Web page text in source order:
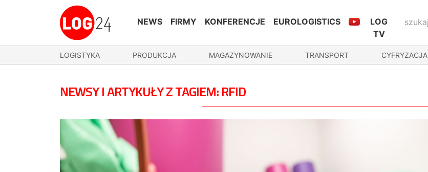
NEWS FIRMY KONFERENCJE EUROLOGISTICS
LOG
TV
LOGISTYKA PRODUKCJA MAGAZYNOWANIE TRANSPORT CYFRYZACJA
NEWSY I ARTYKUŁY Z TAGIEM: RFID